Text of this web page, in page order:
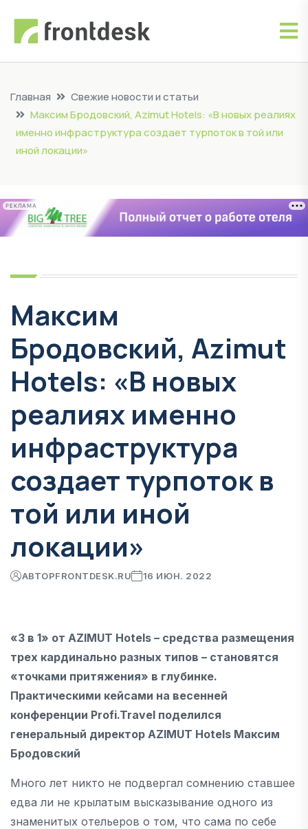
Главная
Свежие новости и статьи
Максим Бродовский, Azimut Hotels: «В новых реалиях
именно инфраструктура создает турпоток в той или
иной локации»
РЕКЛАМА
Максим
Бродовский, Azimut
Hotels: «В новых
реалиях именно
инфраструктура
создает турпоток в
той или иной
локации»
АВТОРFRONTDESK.RU 16 ИЮН. 2022
«3 в 1» от AZIMUT Hotels – средства размещения
трех кардинально разных типов – становятся
«точками притяжения» в глубинке.
Практическими кейсами на весенней
конференции Profi.Travel поделился
генеральный директор AZIMUT Hotels Максим
Бродовский
Много лет никто не подвергал сомнению ставшее
едва ли не крылатым высказывание одного из
знаменитых отельеров о том, что сама по себе